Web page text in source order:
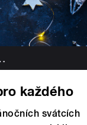
každého
svátcích